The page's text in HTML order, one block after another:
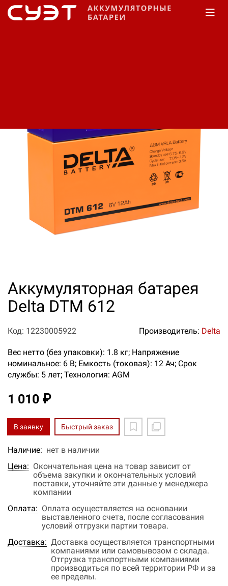
Аккумуляторная батарея
Delta DTM 612
Код: 12230005922 Производитель: Delta
Вес нетто (без упаковки): 1.8 кг; Напряжение
номинальное: 6 В; Емкость (токовая): 12 Ач; Срок
службы: 5 лет; Технология: AGM
1 010 ₽
В заявку Быстрый заказ
Наличие: нет в наличии
Цена: Окончательная цена на товар зависит от
объема закупки и окончательных условий
поставки, уточняйте эти данные у менеджера
компании
Оплата: Оплата осуществляется на основании
выставленного счета, после согласования
условий отгрузки партии товара.
Доставка: Доставка осуществляется транспортными
компаниями или самовывозом с склада.
Отгрузка транспортными компаниями
производиться по всей территории РФ и за
ее пределы.